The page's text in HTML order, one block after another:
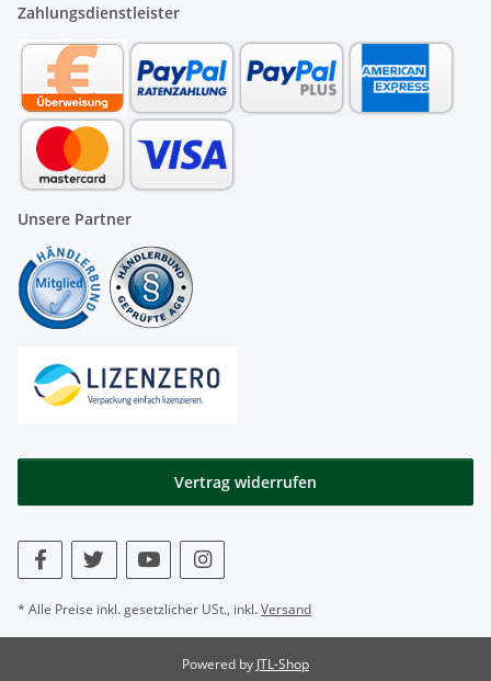
Zahlungsdienstleister
Unsere Partner
Vertrag widerrufen
* Alle Preise inkl. gesetzlicher USt., inkl.Versand
Powered by JTL-Shop